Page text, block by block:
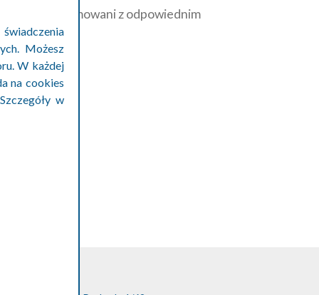
Możesz
W każdej
na cookies
w
będą informowani z odpowiednim